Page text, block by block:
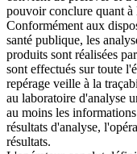
pouvoir conclure quant à
Conformément aux
santé publique, les
produits sont réalisées
sont effectués sur toute
repérage veille à la
au laboratoire d'analyse
au moins les
résultats d'analyse,
résultats.